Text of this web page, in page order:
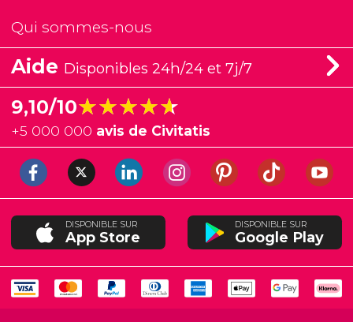
Qui sommes-nous
Aide Disponibles 24h/24 et 7j/7
9,10/10★★★★★
★★★★★
+5 000 000 avis de Civitatis
DISPONIBLE SUR
App Store
DISPONIBLE SUR
Google Play